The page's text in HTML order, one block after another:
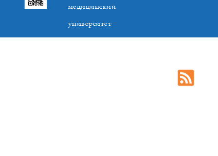
медицинский
университет